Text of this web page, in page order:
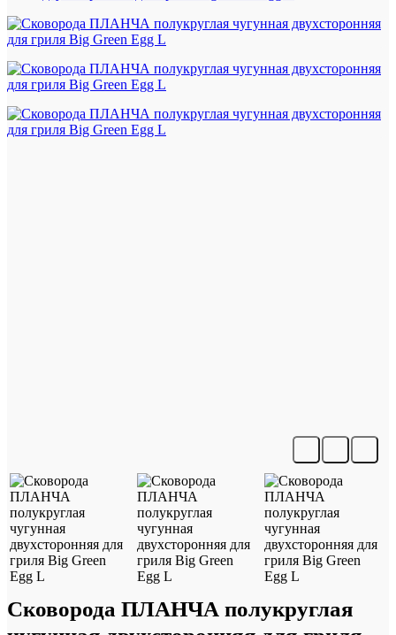
Сковорода ПЛАНЧА полукруглая